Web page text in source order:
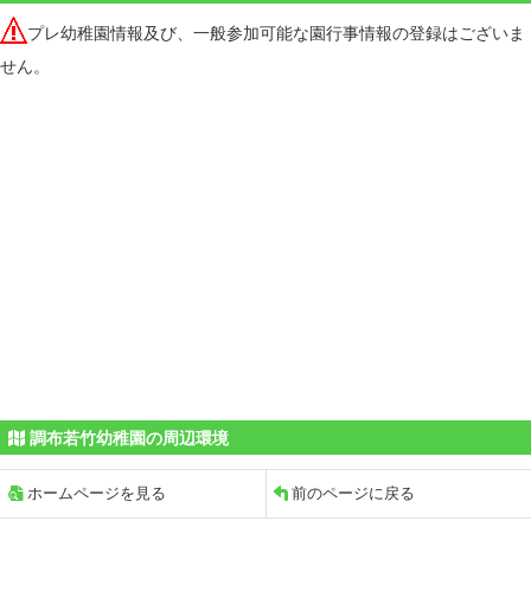
プレ幼稚園情報及び、一般参加可能な園行事情報の登録はございま
せん。
調布若竹幼稚園の周辺環境
ホームページを見る 前のページに戻る